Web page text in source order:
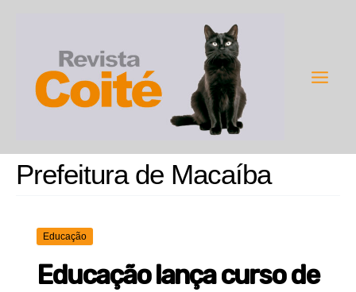
conteúdo
Prefeitura de Macaíba
Educação
Educação lança curso de